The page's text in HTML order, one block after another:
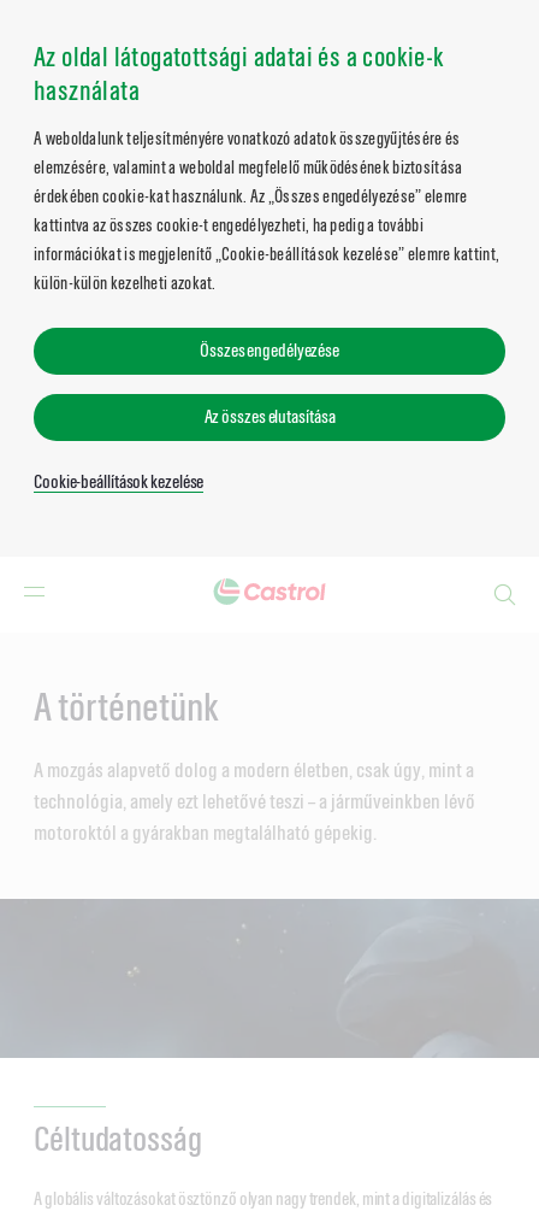
Az oldal látogatottsági adatai és a cookie-k
használata
A weboldalunk teljesítményére vonatkozó adatok összegyűjtésére és
elemzésére, valamint a weboldal megfelelő működésének biztosítása
érdekében cookie-kat használunk. Az „Összes engedélyezése” elemre
kattintva az összes cookie-t engedélyezheti, ha pedig a további
információkat is megjelenítő „Cookie-beállítások kezelése” elemre kattint,
külön-külön kezelheti azokat.
Összes engedélyezése
Az összes elutasítása
Cookie-beállítások kezelése
A történetünk
A mozgás alapvető dolog a modern életben, csak úgy, mint a
technológia, amely ezt lehetővé teszi – a járműveinkben lévő
motoroktól a gyárakban megtalálható gépekig.
Céltudatosság
A globális változásokat ösztönző olyan nagy trendek, mint a digitalizálás és